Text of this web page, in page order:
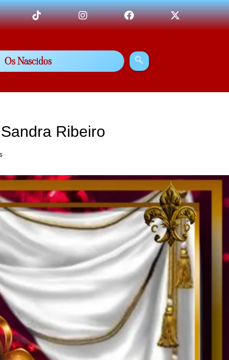
Os Nascidos
Ribeiro